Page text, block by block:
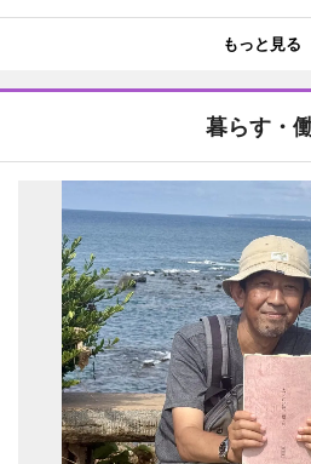
もっと見る
暮らす・